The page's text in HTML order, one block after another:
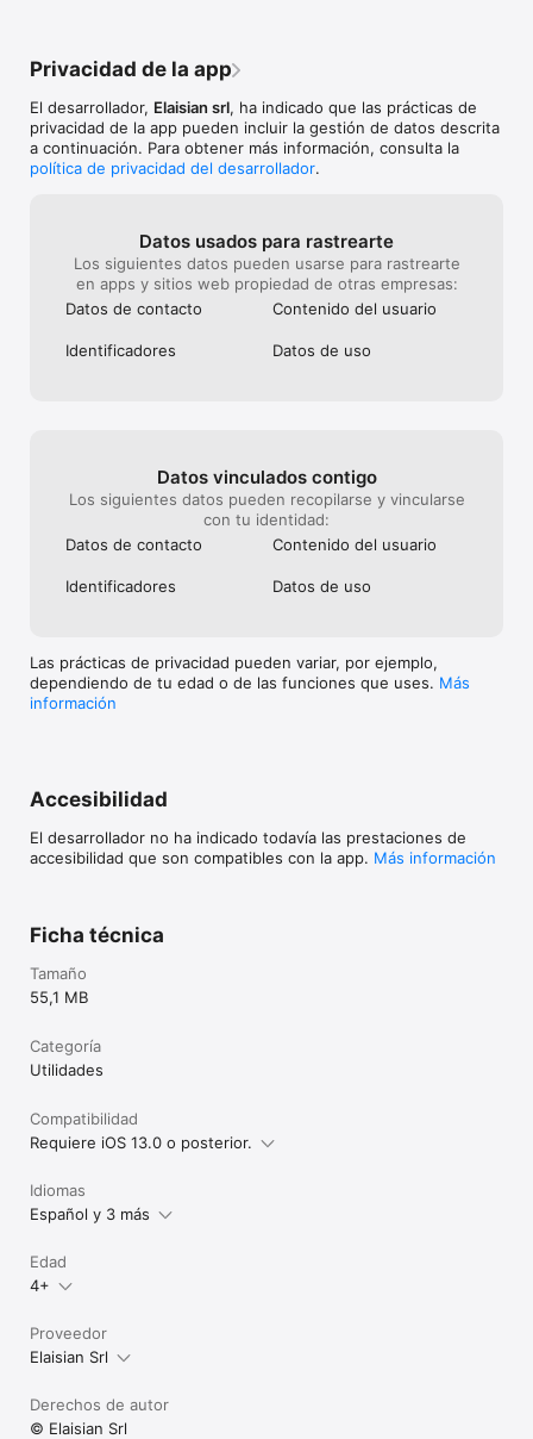
Privacidad de la app
El desarrollador, Elaisian srl, ha indicado que las prácticas de
privacidad de la app pueden incluir la gestión de datos descrita
a continuación. Para obtener más información, consulta la
política de privacidad del desarrollador.
Datos usados para rastrearte
Los siguientes datos pueden usarse para rastrearte
en apps y sitios web propiedad de otras empresas:
Datos de contacto
Contenido del usuario
Identificado­res Datos de uso
Datos vinculados contigo
Los siguientes datos pueden recopilarse y vincularse
con tu identidad:
Datos de contacto
Contenido del usuario
Identificado­res Datos de uso
Las prácticas de privacidad pueden variar, por ejemplo,
dependiendo de tu edad o de las funciones que uses. Más
información
Accesibilidad
El desarrollador no ha indicado todavía las prestaciones de
accesibilidad que son compatibles con la app. Más información
Ficha técnica
Tamaño
55,1 MB
Categoría
Utilidades
Compatibilidad
Requiere iOS 13.0 o posterior.
Idiomas
Español y 3 más
Edad
4+
Proveedor
Elaisian Srl
Derechos de autor
© Elaisian Srl